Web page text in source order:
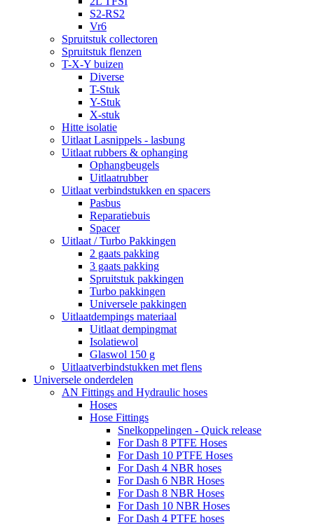
S2-RS2
Vr6
Spruitstuk collectoren
Spruitstuk flenzen
T-X-Y buizen
Diverse
T-Stuk
Y-Stuk
X-stuk
Hitte isolatie
Uitlaat Lasnippels - lasbung
Uitlaat rubbers & ophanging
Ophangbeugels
Uitlaatrubber
Uitlaat verbindstukken en spacers
Pasbus
Reparatiebuis
Spacer
Uitlaat / Turbo Pakkingen
2 gaats pakking
3 gaats pakking
Spruitstuk pakkingen
Turbo pakkingen
Universele pakkingen
Uitlaatdempings materiaal
Uitlaat dempingmat
Isolatiewol
Glaswol 150 g
Uitlaatverbindstukken met flens
Universele onderdelen
AN Fittings and Hydraulic hoses
Hoses
Hose Fittings
Snelkoppelingen - Quick release
For Dash 8 PTFE Hoses
For Dash 10 PTFE Hoses
For Dash 4 NBR hoses
For Dash 6 NBR Hoses
For Dash 8 NBR Hoses
For Dash 10 NBR Hoses
For Dash 4 PTFE hoses